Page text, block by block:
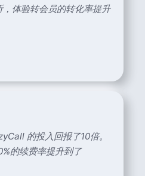
体验转会员的转化率提升
的投入回报了10倍。
的续费率提升到了